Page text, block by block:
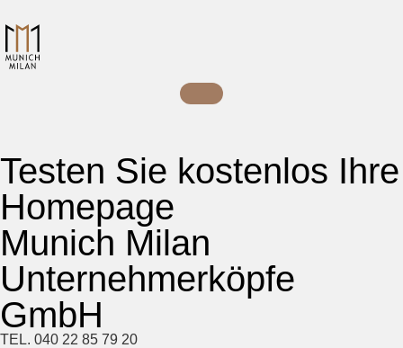
Testen Sie kostenlos Ihre
Homepage
Munich Milan
Unternehmerköpfe
GmbH
TEL. 040 22 85 79 20